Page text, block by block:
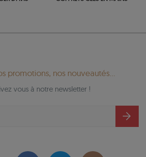
promotions, nos nouveautés...
vous à notre newsletter !